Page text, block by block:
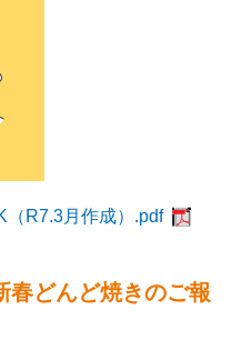
（R7.3月作成）.pdf
春どんど焼きのご報